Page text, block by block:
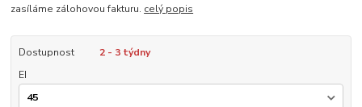
zasíláme zálohovou fakturu. celý popis
Dostupnost
2 - 3 týdny
EI